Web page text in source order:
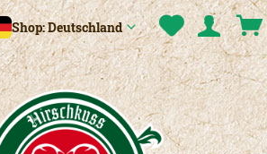
Shop: Deutschland